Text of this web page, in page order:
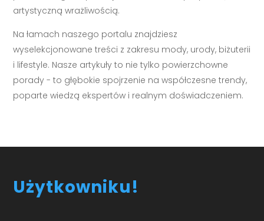
artystyczną wrażliwością.
Na łamach naszego portalu znajdziesz
wyselekcjonowane treści z zakresu mody, urody, biżuterii
i lifestyle. Nasze artykuły to nie tylko powierzchowne
porady - to głębokie spojrzenie na współczesne trendy,
poparte wiedzą ekspertów i realnym doświadczeniem.
Użytkowniku!